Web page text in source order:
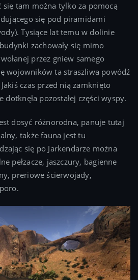
tam można tylko za pomocą
się pod piramidami
Tysiące lat temu w dolinie
zachowały się mimo
przez gniew samego
wojowników ta straszliwa powódź
czas przed nią zamknięto
pozostałej części wyspy.
dosyć różnorodna, panuje tutaj
także fauna jest tu
się po Jarkendarze można
pełzacze, jaszczury, bagienne
preriowe ścierwojady,